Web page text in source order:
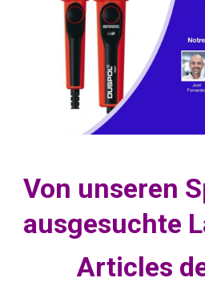
Von unseren
ausgesuchte
Articles